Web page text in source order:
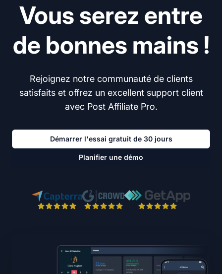
Vous serez entre
de bonnes mains !
Rejoignez notre communauté de clients
satisfaits et offrez un excellent support client
avec Post Affiliate Pro.
Démarrer l'essai gratuit de 30 jours
Planifier une démo